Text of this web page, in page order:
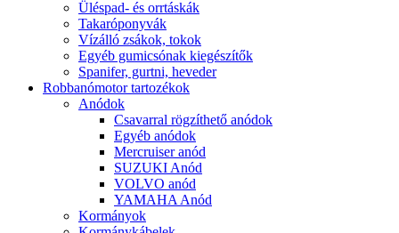
Üléspad- és orrtáskák
Takaróponyvák
Vízálló zsákok, tokok
Egyéb gumicsónak kiegészítők
Spanifer, gurtni, heveder
Robbanómotor tartozékok
Anódok
Csavarral rögzíthető anódok
Egyéb anódok
Mercruiser anód
SUZUKI Anód
VOLVO anód
YAMAHA Anód
Kormányok